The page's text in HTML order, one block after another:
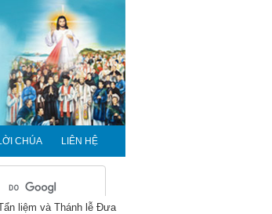
CHÚA LIÊN HỆ
liệm và Thánh lễ Đưa